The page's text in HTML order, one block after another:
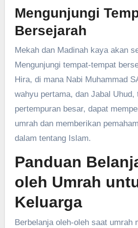
Mengunjungi
Bersejarah
Mekah dan Madinah kaya akan
Mengunjungi tempat-tempat
Hira, di mana Nabi Muhammad
wahyu pertama, dan Jabal Uhud,
pertempuran besar, dapat
umrah dan memberikan
dalam tentang Islam.
Panduan
oleh Umrah
Keluarga
Berbelanja oleh-oleh saat umrah